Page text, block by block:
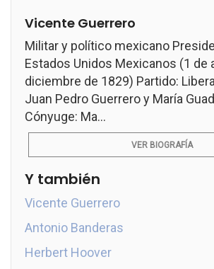
Vicente Guerrero
Militar y político mexicano
Estados Unidos Mexicanos (1 de
diciembre de 1829) Partido:
Juan Pedro Guerrero y María
Cónyuge: Ma...
VER BIOGRAFÍA
Y también
Vicente Guerrero
Antonio Banderas
Herbert Hoover